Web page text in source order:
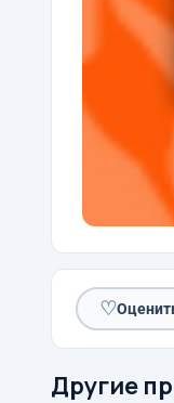
♡
Другие